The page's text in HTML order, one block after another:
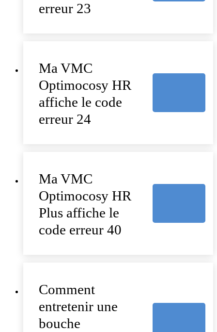
erreur 23
Ma VMC
Optimocosy HR
affiche le code
erreur 24
Ma VMC
Optimocosy HR
Plus affiche le
code erreur 40
Comment
entretenir une
bouche